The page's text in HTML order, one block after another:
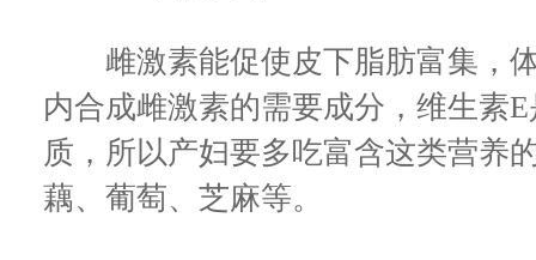
雌激素能促使皮下脂肪富集，体
内合成雌激素的需要成分，维生素
质，所以产妇要多吃富含这类营养
藕、葡萄、芝麻等。